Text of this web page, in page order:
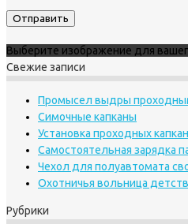
Выберите изображение для
Свежие записи
Промысел выдры
Симочные капканы
Установка проходных
Самостоятельная зарядка
Чехол для полуавтомата
Охотничья вольница
Рубрики